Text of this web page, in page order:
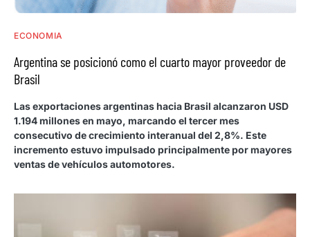
ECONOMIA
Argentina se posicionó como el cuarto mayor proveedor de
Brasil
Las exportaciones argentinas hacia Brasil alcanzaron USD
1.194 millones en mayo, marcando el tercer mes
consecutivo de crecimiento interanual del 2,8%. Este
incremento estuvo impulsado principalmente por mayores
ventas de vehículos automotores.